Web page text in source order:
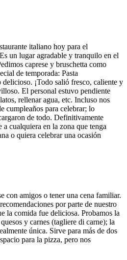
italiano hoy para el
un lugar agradable y tranquilo en el
caprese y bruschetta como
de temporada: Pasta
¡Todo salió fresco, caliente y
El personal estuvo pendiente
rellenar agua, etc. Incluso nos
cumpleaños para celebrar; lo
de todo. Definitivamente
a cualquiera en la zona que tenga
o quiera celebrar una ocasión
con amigos o tener una cena familiar.
por parte de nuestro
la comida fue deliciosa. Probamos la
y carnes (tagliere di carne); la
única. Sirve para más de dos
para la pizza, pero nos